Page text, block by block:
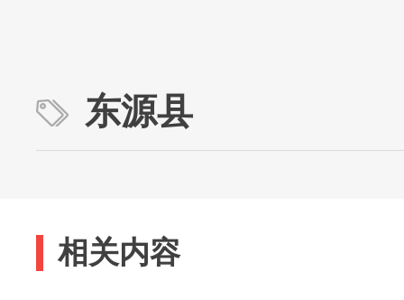
东源县
相关内容